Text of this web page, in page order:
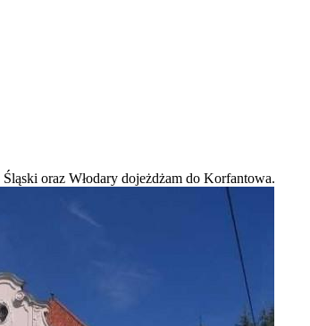
oraz Włodary dojeżdżam do Korfantowa.